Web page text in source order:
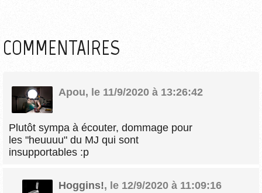
COMMENTAIRES
Apou, le 11/9/2020 à 13:26:42
Plutôt sympa à écouter, dommage pour
les "heuuuu" du MJ qui sont
insupportables :p
Hoggins!, le 12/9/2020 à 11:09:16